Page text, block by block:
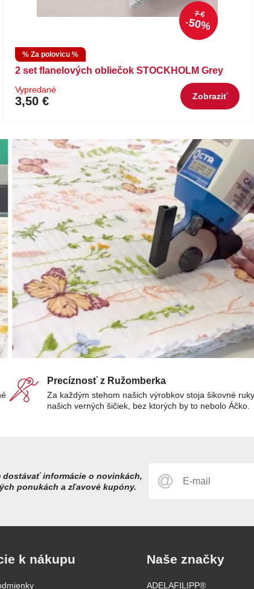
7 €
50%
% Za polovicu %
2 set flanelových obliečok STOCKHOLM Grey
Vypredané
3,50 € Zobraziť
Precíznosť z Ružomberka
Za každým stehom našich výrobkov stoja šikovné ruky
našich verných šičiek, bez ktorých by to nebolo Áčko.
dostávať informácie o novinkách,
ponukách a zľavové kupóny.
k nákupu Naše značky
ADELAFILIPP®